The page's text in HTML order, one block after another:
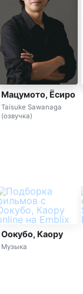
Мацумото, Ёсиро
Taisuke Sawanaga
(озвучка)
Оокубо, Каору
Музыка